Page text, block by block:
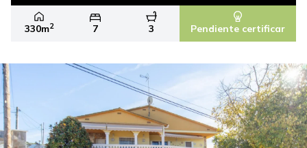
330m2 7 3 Pendiente certificar